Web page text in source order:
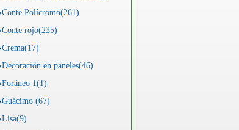
Conte Polícromo(261)
Conte rojo(235)
Crema(17)
Decoración en paneles(46)
Foráneo 1(1)
Guácimo (67)
Lisa(9)